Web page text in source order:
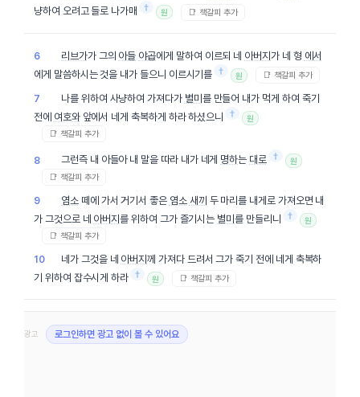
냥하여 오려고 들로 나가매
† 원 📑 책갈피 추가
6 리브가가 그의 아들 야곱에게 말하여 이르되 네 아버지가 네 형 에서
에게 말씀하시는 것을 내가 들으니 이르시기를 † 원 📑 책갈피 추가
7 나를 위하여 사냥하여 가져다가 별미 를 만들어 내가 먹게 하여 죽기
전에 여호와앞에서 네게 축복하게 하라 하셨으니 † 원
📑 책갈피 추가
8 그런즉 내 아들아 내 말을 따라 내가 네게 명하는 대로 † 원
📑 책갈피 추가
9 염소떼에 가서 거기서 좋은 염소 새끼 두 마리를 내게로 가져오면 내
가 그것으로 네 아버지를 위하여 그가 즐기시는 별미를 만들리니 † 원
📑 책갈피 추가
10 네가 그것을 네 아버지께 가져다 드려서 그가 죽기 전에 네게 축복하
기 위하여 잡수시게 하라 † 원 📑 책갈피 추가
광고 로그인하면 광고 없이 볼 수 있어요